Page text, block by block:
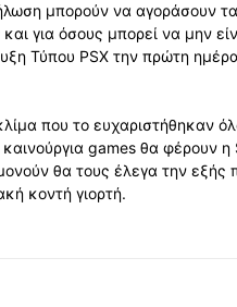
μπορούν να αγοράσουν τα
για όσους μπορεί να μην
Τύπου PSX την πρώτη
που το ευχαριστήθηκαν
games θα φέρουν η
θα τους έλεγα την εξής
κοντή γιορτή.